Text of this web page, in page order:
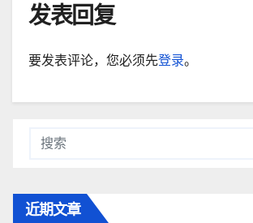
发表回复
要发表评论，您必须先登录。
近期文章